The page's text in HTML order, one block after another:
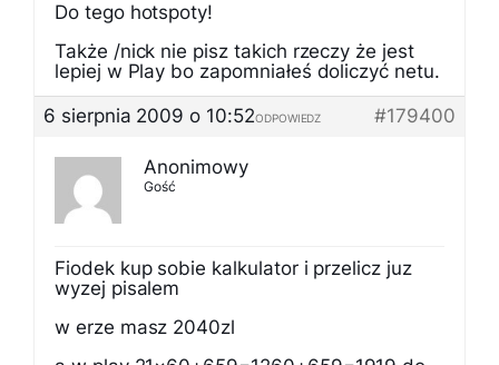
Do tego hotspoty!
Także /nick nie pisz takich rzeczy że jest
lepiej w Play bo zapomniałeś doliczyć netu.
6 sierpnia 2009 o 10:52
#179400
ODPOWIEDZ
Anonimowy
Gość
Fiodek kup sobie kalkulator i przelicz juz
wyzej pisalem
w erze masz 2040zl